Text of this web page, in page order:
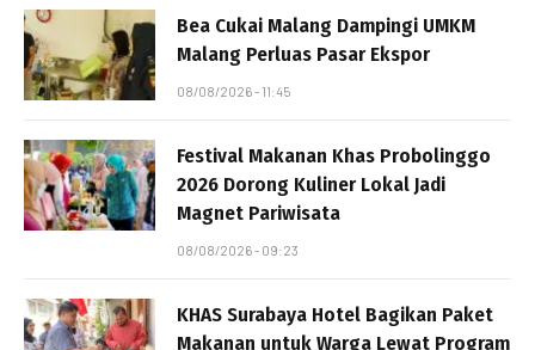
Bea Cukai Malang Dampingi UMKM
Malang Perluas Pasar Ekspor
08/08/2026 - 11:45
Festival Makanan Khas Probolinggo
2026 Dorong Kuliner Lokal Jadi
Magnet Pariwisata
08/08/2026 - 09:23
KHAS Surabaya Hotel Bagikan Paket
Makanan untuk Warga Lewat Program